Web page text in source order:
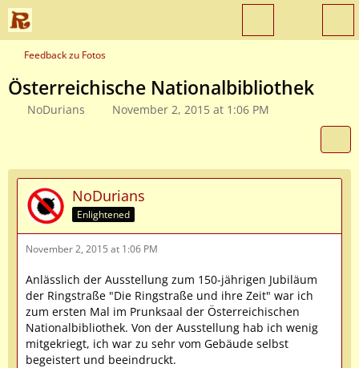
Feedback zu Fotos
Österreichische Nationalbibliothek
NoDurians November 2, 2015 at 1:06 PM
NoDurians
Enlightened
November 2, 2015 at 1:06 PM
Anlässlich der Ausstellung zum 150-jährigen Jubiläum
der Ringstraße "Die Ringstraße und ihre Zeit" war ich
zum ersten Mal im Prunksaal der Österreichischen
Nationalbibliothek. Von der Ausstellung hab ich wenig
mitgekriegt, ich war zu sehr vom Gebäude selbst
begeistert und beeindruckt.